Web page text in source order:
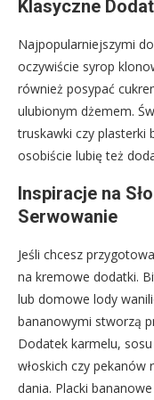
Klasyczne
Najpopularniejszymi
oczywiście syrop
również posypać
ulubionym dżemem.
truskawki czy plasterki
osobiście lubię też
Inspiracje na
Serwowanie
Jeśli chcesz
na kremowe dodatki.
lub domowe lody
bananowymi stworzą
Dodatek karmelu,
włoskich czy
dania. Placki